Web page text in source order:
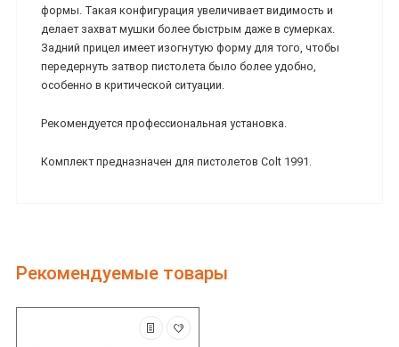
формы. Такая конфигурация увеличивает видимость и
делает захват мушки более быстрым даже в сумерках.
Задний прицел имеет изогнутую форму для того, чтобы
передернуть затвор пистолета было более удобно,
особенно в критической ситуации.
Рекомендуется профессиональная установка.
Комплект предназначен для пистолетов Colt 1991.
Рекомендуемые товары